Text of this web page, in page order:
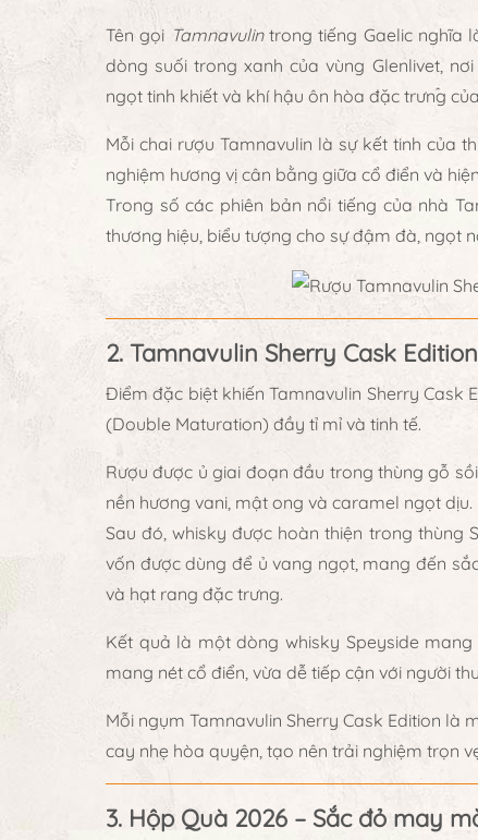
Tên gọi Tamnavulintrong tiếng Gaelic nghĩa
dòng suối trong xanh của vùng Glenlivet,
ngọt tinh khiết và khí hậu ôn hòa đặc trưng
Mỗi chai rượu Tamnavulin là sự kết tinh của
nghiệm hương vị cân bằng giữa cổ điển và
Trong số các phiên bản nổi tiếng của nhà
thương hiệu, biểu tượng cho sự đậm đà, ngọt
2. Tamnavulin Sherry Cask
Điểm đặc biệt khiếnTamnavulin Sherry Cask
(Double Maturation) đầy tỉ mỉ và tinh tế.
Rượu được ủ giai đoạn đầu trong thùng gỗ
nền hương vani, mật ong và caramel ngọt dịu.
Sau đó, whisky được hoàn thiện trong thùng
vốn được dùng để ủ vang ngọt, mang đến
và hạt rang đặc trưng.
Kết quả là một dòng whisky Speyside
mang nét cổ điển, vừa dễ tiếp cận với người
Mỗi ngụm Tamnavulin Sherry Cask Edition là
cay nhẹ hòa quyện, tạo nên trải nghiệm trọn
3. Hộp Quà 2026 – Sắc đỏ may